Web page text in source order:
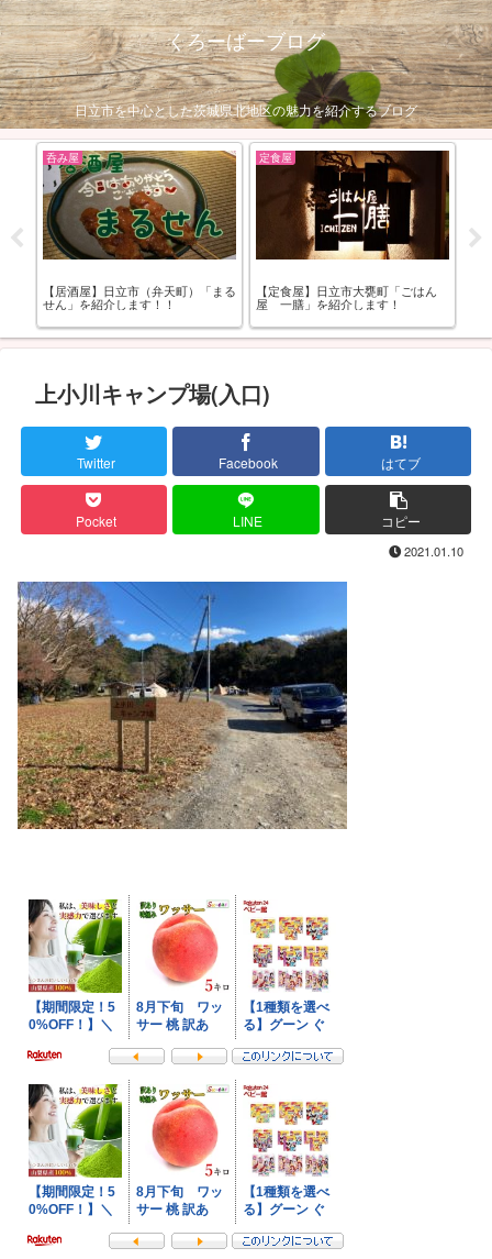
くろーばーブログ
日立市を中心とした茨城県北地区の魅力を紹介するブログ
呑み屋
【居酒屋】日立市（弁天町）「まる
せん」を紹介します！！
定食屋
【定食屋】日立市大甕町「ごはん
屋 一膳」を紹介します！
上小川キャンプ場(入口)
Twitter Facebook はてブ
Pocket LINE コピー
2021.01.10